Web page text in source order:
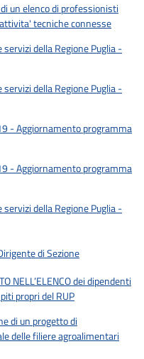
un elenco di professionisti
tecniche connesse
della Regione Puglia -
della Regione Puglia -
- Aggiornamento programma
- Aggiornamento programma
della Regione Puglia -
di Sezione
NELL’ELENCO dei dipendenti
propri del RUP
di un progetto di
delle filiere agroalimentari